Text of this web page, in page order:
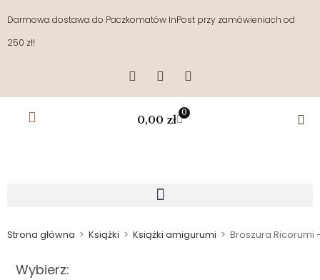
Darmowa dostawa do Paczkomatów InPost przy zamówieniach od
250 zł!
0,00 zł
0
Strona główna > Książki > Książki amigurumi > Broszura Ricorumi
Wybierz: